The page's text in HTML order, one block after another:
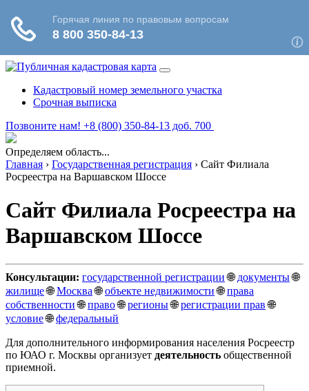
Кадастровый номер земельного участка
Срочная выписка
Позвоните нам! +8 (800) 350-84-13 доб. 700
Определяем область...
Главная › Государственная регистрация › Сайт Филиала
Росреестра на Варшавском Шоссе
Сайт Филиала Росреестра на
Варшавском Шоссе
Консультации: государственной регистрации🌐документы🌐
жилище🌐Москва🌐объекте недвижимости🌐права
собственности🌐право🌐регионы🌐регистрации прав🌐
условие🌐федеральный
Для дополнительного информирования населения Росреестр
по ЮАО г. Москвы организует деятельность общественной
приемной.